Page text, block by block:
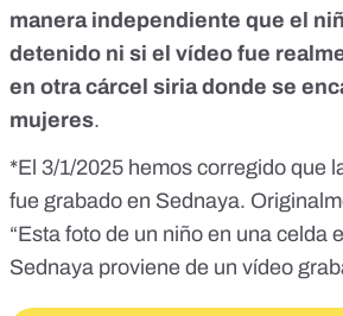
manera independiente que el
detenido ni si el vídeo fue
en otra cárcel siria donde se
mujeres.
*El 3/1/2025 hemos corregido que
fue grabado en Sednaya.
“Esta foto de un niño en una celda
Sednaya proviene de un vídeo